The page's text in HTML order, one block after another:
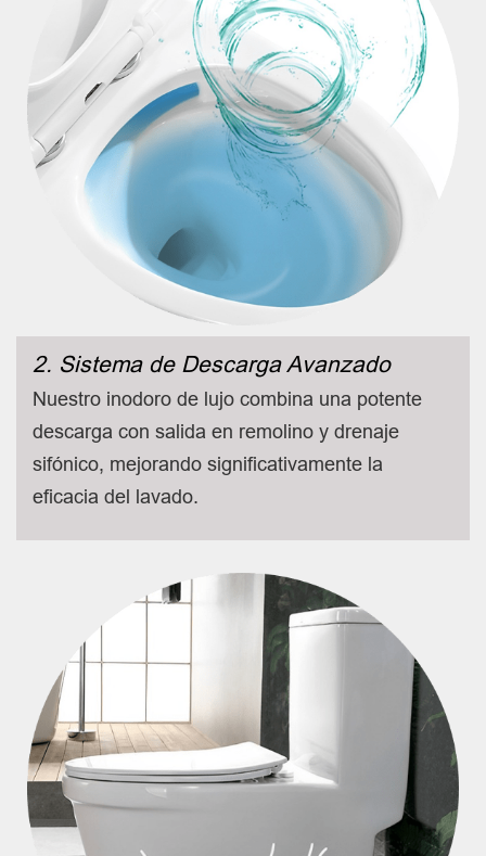
2. Sistema de Descarga Avanzado
Nuestro inodoro de lujo combina una potente
descarga con salida en remolino y drenaje
sifónico, mejorando significativamente la
eficacia del lavado.